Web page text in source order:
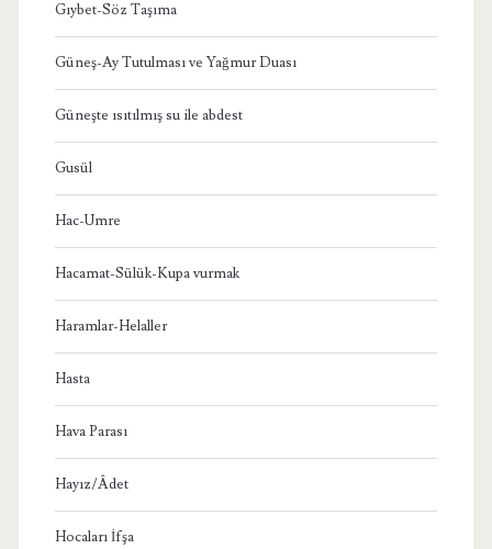
Gıybet-Söz Taşıma
Güneş-Ay Tutulması ve Yağmur Duası
Güneşte ısıtılmış su ile abdest
Gusül
Hac-Umre
Hacamat-Sülük-Kupa vurmak
Haramlar-Helaller
Hasta
Hava Parası
Hayız/Âdet
Hocaları İfşa